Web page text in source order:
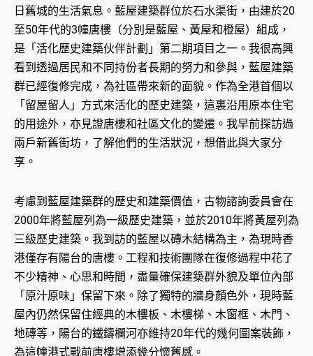
日舊城的生活氣息。藍屋建築群位於石水渠街，由建於20
至50年代的3幢唐樓（分別是藍屋、黃屋和橙屋）組成，
是「活化歷史建築伙伴計劃」第二期項目之一。我很高興
看到透過居民和不同持份者長期的努力和參與，藍屋建築
群已經復修完成，為社區帶來新的面貌。作為全港首個以
「留屋留人」方式來活化的歷史建築，這裏沿用原本住宅
的用途外，亦見證唐樓和社區文化的變遷。我早前探訪過
兩戶新舊街坊，了解他們的生活狀況，想借此與大家分
享。
考慮到藍屋建築群的歷史和建築價值，古物諮詢委員會在
2000年將藍屋列為一級歷史建築，並於2010年將黃屋列為
三級歷史建築。我到訪的藍屋以磚木結構為主，為現時香
港僅存有陽台的唐樓。工程和技術團隊在復修過程中花了
不少精神、心思和時間，盡量確保建築群外貌及單位內部
「原汁原味」保留下來。除了獨特的牆身顏色外，現時藍
屋內仍然保留住經典的木樓板、木樓梯、木窗框、木門、
地磚等，陽台的鐵鑄欄河亦維持20年代的幾何圖案裝飾，
為這幢港式戰前唐樓增添幾分懷舊感。